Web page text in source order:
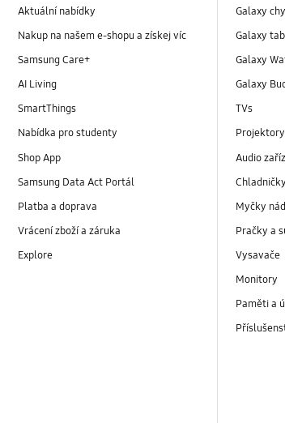
Aktuální nabídky
Nakup na našem e-shopu a získej víc
Samsung Care+
AI Living
SmartThings
Nabídka pro studenty
Shop App
Samsung Data Act Portál
Platba a doprava
Vrácení zboží a záruka
Explore
Galaxy
Galaxy
Galaxy
Galaxy
TVs
Projektory
Audio
Chladničky
Myčky
Pračky a
Vysavače
Monitory
Paměti a